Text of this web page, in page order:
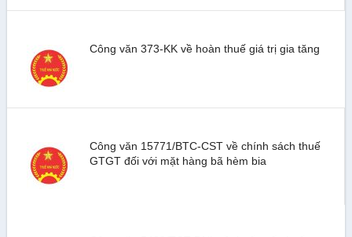
Công văn 373-KK về hoàn thuế giá trị gia tăng
Công văn 15771/BTC-CST về chính sách thuế
GTGT đối với mặt hàng bã hèm bia